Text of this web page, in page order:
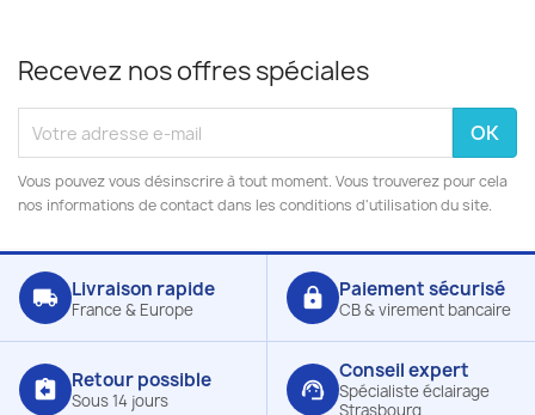
Recevez nos offres spéciales
Vous pouvez vous désinscrire à tout moment. Vous trouverez pour cela
nos informations de contact dans les conditions d'utilisation du site.
local_shipping Livraison rapide
France & Europe lock Paiement sécurisé
CB & virement bancaire
assignment_return Retour possible
Sous 14 jours support_agent
Conseil expert
Spécialiste éclairage
Strasbourg